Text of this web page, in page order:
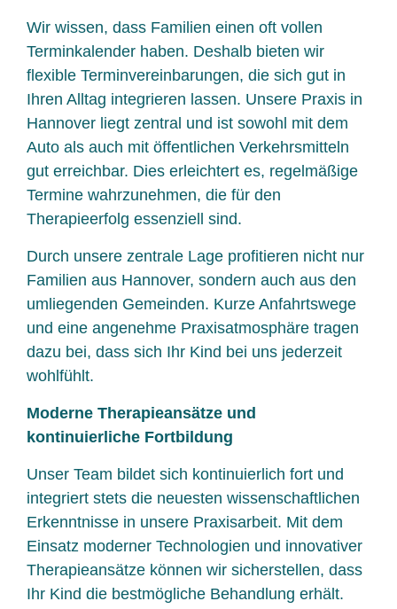
Wir wissen, dass Familien einen oft vollen
Terminkalender haben. Deshalb bieten wir
flexible Terminvereinbarungen, die sich gut in
Ihren Alltag integrieren lassen. Unsere Praxis in
Hannover liegt zentral und ist sowohl mit dem
Auto als auch mit öffentlichen Verkehrsmitteln
gut erreichbar. Dies erleichtert es, regelmäßige
Termine wahrzunehmen, die für den
Therapieerfolg essenziell sind.
Durch unsere zentrale Lage profitieren nicht nur
Familien aus Hannover, sondern auch aus den
umliegenden Gemeinden. Kurze Anfahrtswege
und eine angenehme Praxisatmosphäre tragen
dazu bei, dass sich Ihr Kind bei uns jederzeit
wohlfühlt.
Moderne Therapieansätze und
kontinuierliche Fortbildung
Unser Team bildet sich kontinuierlich fort und
integriert stets die neuesten wissenschaftlichen
Erkenntnisse in unsere Praxisarbeit. Mit dem
Einsatz moderner Technologien und innovativer
Therapieansätze können wir sicherstellen, dass
Ihr Kind die bestmögliche Behandlung erhält.